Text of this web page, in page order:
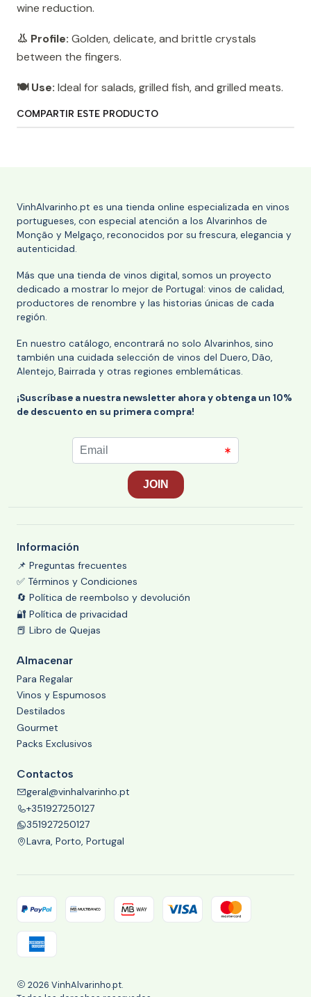
wine reduction.
👃 Profile: Golden, delicate, and brittle crystals
between the fingers.
🍽️ Use: Ideal for salads, grilled fish, and grilled meats.
COMPARTIR ESTE PRODUCTO
VinhAlvarinho.pt es una tienda online especializada en vinos
portugueses, con especial atención a los Alvarinhos de
Monção y Melgaço, reconocidos por su frescura, elegancia y
autenticidad.
Más que una tienda de vinos digital, somos un proyecto
dedicado a mostrar lo mejor de Portugal: vinos de calidad,
productores de renombre y las historias únicas de cada
región.
En nuestro catálogo, encontrará no solo Alvarinhos, sino
también una cuidada selección de vinos del Duero, Dão,
Alentejo, Bairrada y otras regiones emblemáticas.
¡Suscríbase a nuestra newsletter ahora y obtenga un 10%
de descuento en su primera compra!
Información
📌 Preguntas frecuentes
✅ Términos y Condiciones
🔄 Política de reembolso y devolución
🔐 Política de privacidad
📕 Libro de Quejas
Almacenar
Para Regalar
Vinos y Espumosos
Destilados
Gourmet
Packs Exclusivos
Contactos
geral@vinhalvarinho.pt
+351927250127
351927250127
Lavra, Porto, Portugal
2026 VinhAlvarinho.pt.